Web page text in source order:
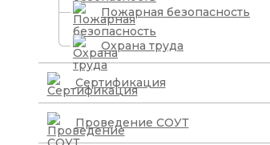
Пожарная безопасность
Охрана труда
Сертификация
Проведение СОУТ